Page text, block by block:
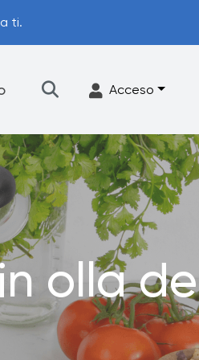
ti.
★ Filtración Accesorios
FrescaFlow Apoyo
Programa de actualización
Acceso
olla de